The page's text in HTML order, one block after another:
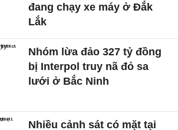
đang chạy xe máy ở Đắk
Lắk
Nhóm lừa đảo 327 tỷ đồng
bị Interpol truy nã đỏ sa
lưới ở Bắc Ninh
Nhiều cảnh sát có mặt tại